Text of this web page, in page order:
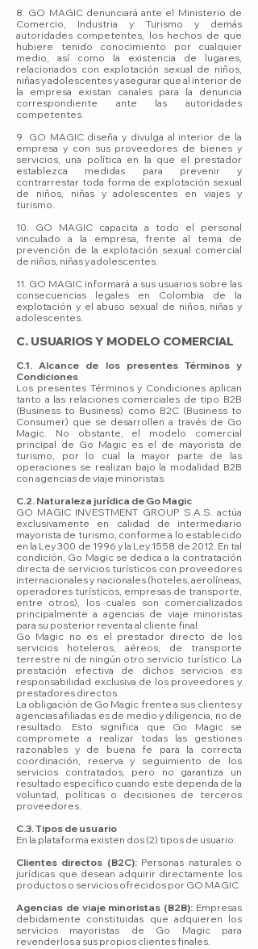
8. GO MAGIC denunciará ante el Ministerio de
Comercio, Industria y Turismo y demás
autoridades competentes, los hechos de que
hubiere tenido conocimiento por cualquier
medio, así como la existencia de lugares,
relacionados con explotación sexual de niños,
niñas y adolescentes y asegurar que al interior de
la empresa existan canales para la denuncia
correspondiente ante las autoridades
competentes.
9. GO MAGIC diseña y divulga al interior de la
empresa y con sus proveedores de bienes y
servicios, una política en la que el prestador
establezca medidas para prevenir y
contrarrestar toda forma de explotación sexual
de niños, niñas y adolescentes en viajes y
turismo.
10. GO MAGIC capacita a todo el personal
vinculado a la empresa, frente al tema de
prevención de la explotación sexual comercial
de niños, niñas y adolescentes.
11. GO MAGIC informará a sus usuarios sobre las
consecuencias legales en Colombia de la
explotación y el abuso sexual de niños, niñas y
adolescentes.
C. USUARIOS Y MODELO COMERCIAL
C.1. Alcance de los presentes Términos y
Condiciones
Los presentes Términos y Condiciones aplican
tanto a las relaciones comerciales de tipo B2B
(Business to Business) como B2C (Business to
Consumer) que se desarrollen a través de Go
Magic. No obstante, el modelo comercial
principal de Go Magic es el de mayorista de
turismo, por lo cual la mayor parte de las
operaciones se realizan bajo la modalidad B2B
con agencias de viaje minoristas.
C.2. Naturaleza jurídica de Go Magic
GO MAGIC INVESTMENT GROUP S.A.S. actúa
exclusivamente en calidad de intermediario
mayorista de turismo, conforme a lo establecido
en la Ley 300 de 1996 y la Ley 1558 de 2012. En tal
condición, Go Magic se dedica a la contratación
directa de servicios turísticos con proveedores
internacionales y nacionales (hoteles, aerolíneas,
operadores turísticos, empresas de transporte,
entre otros), los cuales son comercializados
principalmente a agencias de viaje minoristas
para su posterior reventa al cliente final.
Go Magic no es el prestador directo de los
servicios hoteleros, aéreos, de transporte
terrestre ni de ningún otro servicio turístico. La
prestación efectiva de dichos servicios es
responsabilidad exclusiva de los proveedores y
prestadores directos.
La obligación de Go Magic frente a sus clientes y
agencias afiliadas es de medio y diligencia, no de
resultado. Esto significa que Go Magic se
compromete a realizar todas las gestiones
razonables y de buena fe para la correcta
coordinación, reserva y seguimiento de los
servicios contratados, pero no garantiza un
resultado específico cuando este dependa de la
voluntad, políticas o decisiones de terceros
proveedores.
C.3. Tipos de usuario
En la plataforma existen dos (2) tipos de usuario:
Clientes directos (B2C):Personas naturales o
jurídicas que desean adquirir directamente los
productos o servicios ofrecidos por GO MAGIC.
Agencias de viaje minoristas (B2B): Empresas
debidamente constituidas que adquieren los
servicios mayoristas de Go Magic para
revenderlos a sus propios clientes finales.